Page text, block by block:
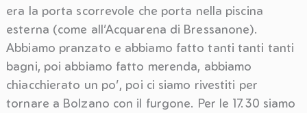
era la porta scorrevole che porta nella piscina
esterna (come all’Acquarena di Bressanone).
Abbiamo pranzato e abbiamo fatto tanti tanti tanti
bagni, poi abbiamo fatto merenda, abbiamo
chiacchierato un po’, poi ci siamo rivestiti per
tornare a Bolzano con il furgone. Per le 17.30 siamo